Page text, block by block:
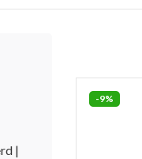
|
-9%